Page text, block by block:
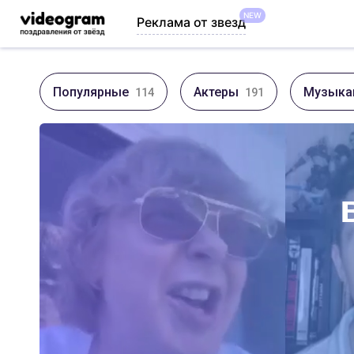
Реклама от звездNEW
Популярные 114 Актеры 191